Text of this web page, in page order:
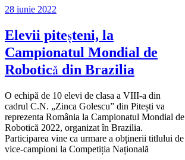
28 iunie 2022
Elevii piteșteni, la
Campionatul Mondial de
Robotică din Brazilia
O echipă de 10 elevi de clasa a VIII-a din
cadrul C.N. „Zinca Golescu” din Pitești va
reprezenta România la Campionatul Mondial de
Robotică 2022, organizat în Brazilia.
Participarea vine ca urmare a obținerii titlului de
vice-campioni la Competiția Națională